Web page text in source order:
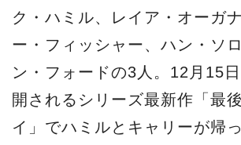
ク・ハミル、レイア・オーガ
ー・フィッシャー、ハン・ソ
ン・フォードの3人。12月15
開されるシリーズ最新作「最
イ」でハミルとキャリーが帰